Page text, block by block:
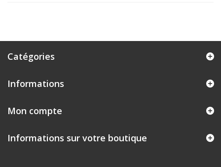
Catégories
Informations
Mon compte
Informations sur votre boutique